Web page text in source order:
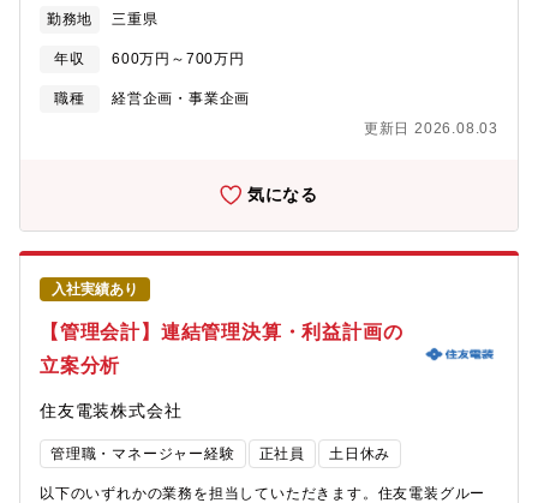
心して働ける環境づくりを通じて、会社の円滑な運営と成長に貢
伴う後任採用【組織構成】経営管理部 責任者1名、一般社員5名
須）＞・経理実務（一般会計処理、回収支払管理等）・収支管理
（事業計画、予測管理、実績管理）・売価見積り管理・その他経
営全般の付随業務【この仕事の魅力】・経営幹部を支える重要な
仕事であり、やりがいを持って取り組める【仕事内容変更範囲】
を目的とした配置転換に伴う後任採用【組織構成】経営管理部
勤務地 三重県
年収 600万円～700万円
職種
経営企画・事業企画
更新日 2026.08.03
気になる
入社実績あり
【管理会計】連結管理決算・利益計画の
立案分析
住友電装株式会社
管理職・マネージャー経験 正社員 土日休み
以下のいずれかの業務を担当していただきます。住友電装グルー